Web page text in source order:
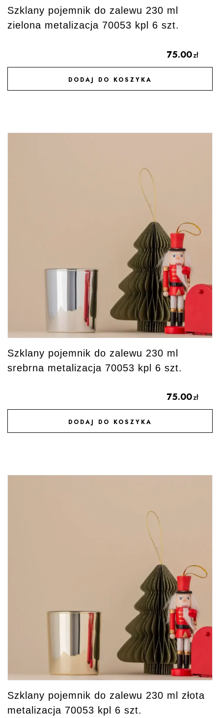
Szklany pojemnik do zalewu 230 ml
zielona metalizacja 70053 kpl 6 szt.
75.00zł
DODAJ DO KOSZYKA
DODAJ DO ULUBIONYCH
Szklany pojemnik do zalewu 230 ml
srebrna metalizacja 70053 kpl 6 szt.
75.00zł
DODAJ DO KOSZYKA
DODAJ DO ULUBIONYCH
Szklany pojemnik do zalewu 230 ml złota
metalizacja 70053 kpl 6 szt.